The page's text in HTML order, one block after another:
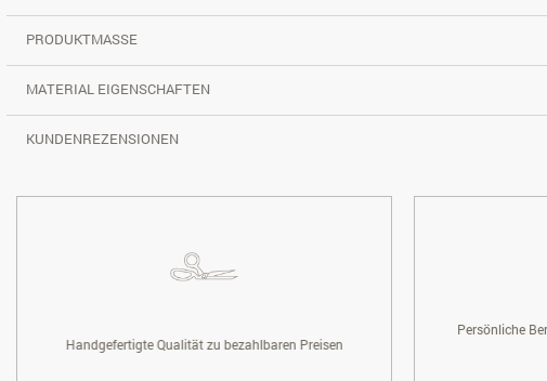
PRODUKTMASSE
MATERIAL EIGENSCHAFTEN
KUNDENREZENSIONEN
Handgefertigte Qualität zu bezahlbaren Preisen
Persönliche